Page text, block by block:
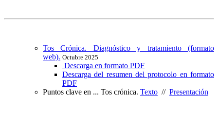
Tos Crónica. Diagnóstico y tratamiento (formato
web). Octubre 2025
Descarga en formato PDF
Descarga del resumen del protocolo en formato
PDF
Puntos clave en ... Tos crónica. Texto // Presentación